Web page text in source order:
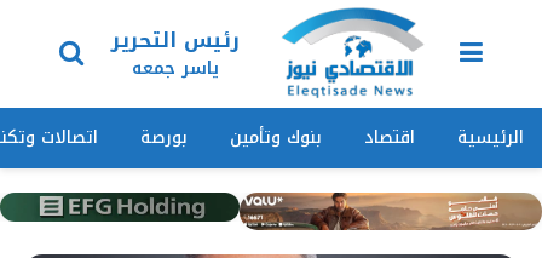
رئيس التحرير
ياسر جمعه
الرئيسية اقتصاد بنوك وتأمين بورصة اتصالات